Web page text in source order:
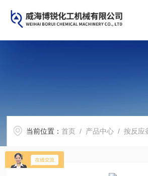
当前位置：首页 / 产品中心 /按反应